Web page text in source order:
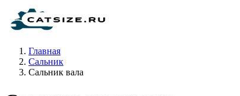
Главная
Сальник
Сальник вала